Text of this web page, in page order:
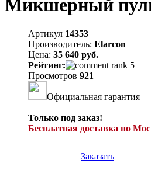
Микшерный
Артикул 14353
Производитель: Elarcon
Цена: 35 640 руб.
Рейтинг:
Просмотров 921
Официальная гарантия
Только под заказ!
Бесплатная доставка по
Заказать